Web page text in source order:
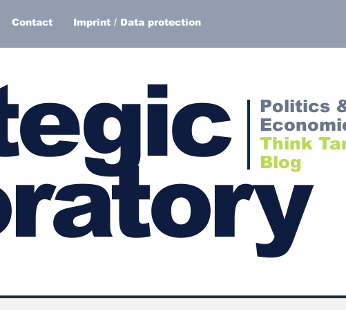
Contact Imprint / Data protection
Politics
Think
Blog